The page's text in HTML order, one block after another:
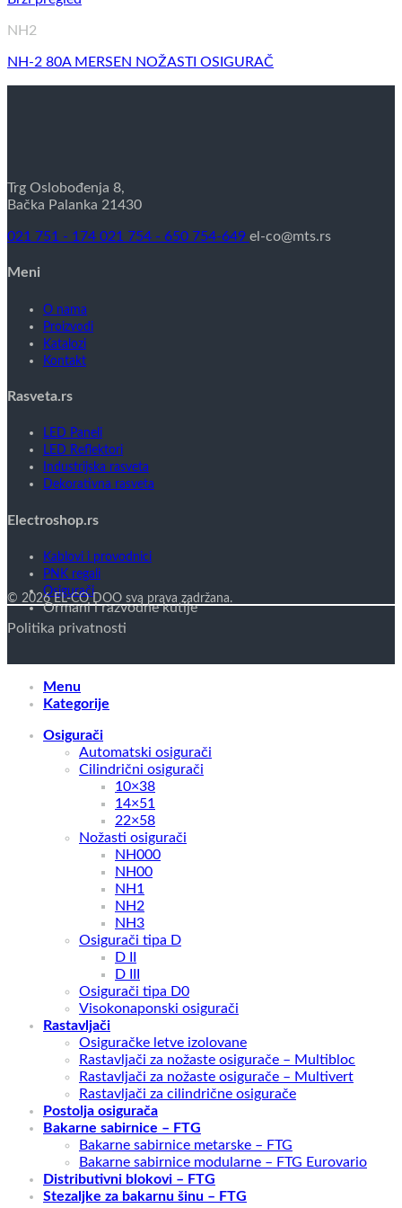
NH2
NH-2 80A MERSEN NOŽASTI OSIGURAČ
Trg Oslobođenja 8,
Bačka Palanka 21430
021 751 - 174 021 754 - 650 754-649 el-co@mts.rs
Meni
O nama
Proizvodi
Katalozi
Kontakt
Rasveta.rs
LED Paneli
LED Reflektori
Industrijska rasveta
Dekorativna rasveta
Electroshop.rs
Kablovi i provodnici
PNK regali
Osigurači
Ormani i razvodne kutije
© 2026 EL-CO DOO sva prava zadržana.
Politika privatnosti
Menu
Kategorije
Osigurači
Automatski osigurači
Cilindrični osigurači
10×38
14×51
22×58
Nožasti osigurači
NH000
NH00
NH1
NH2
NH3
Osigurači tipa D
D II
D III
Osigurači tipa D0
Visokonaponski osigurači
Rastavljači
Osiguračke letve izolovane
Rastavljači za nožaste osigurače – Multibloc
Rastavljači za nožaste osigurače – Multivert
Rastavljači za cilindrične osigurače
Postolja osigurača
Bakarne sabirnice – FTG
Bakarne sabirnice metarske – FTG
Bakarne sabirnice modularne – FTG Eurovario
Distributivni blokovi – FTG
Stezaljke za bakarnu šinu – FTG